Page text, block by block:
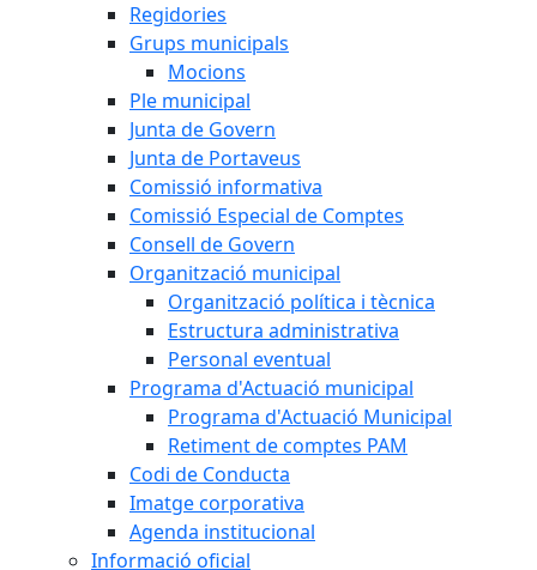
Regidories
Grups municipals
Mocions
Ple municipal
Junta de Govern
Junta de Portaveus
Comissió informativa
Comissió Especial de Comptes
Consell de Govern
Organització municipal
Organització política i tècnica
Estructura administrativa
Personal eventual
Programa d'Actuació municipal
Programa d'Actuació Municipal
Retiment de comptes PAM
Codi de Conducta
Imatge corporativa
Agenda institucional
Informació oficial